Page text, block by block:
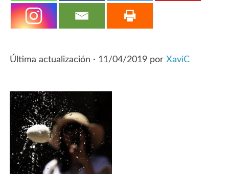
Última actualización · 11/04/2019 porXaviC